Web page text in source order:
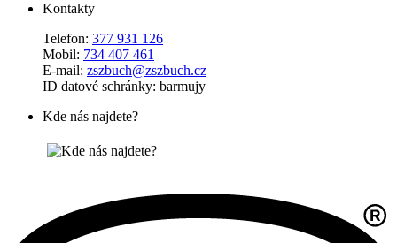
Kontakty
Telefon: 377 931 126
Mobil: 734 407 461
E-mail: zszbuch@zszbuch.cz
ID datové schránky: barmujy
Kde nás najdete?